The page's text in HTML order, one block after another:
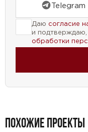
Telegram
Даю согласие
и
обработки
ПОХОЖИЕ ПРОЕКТЫ